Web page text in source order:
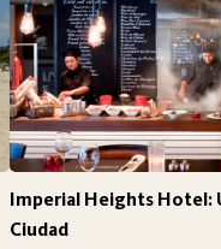
Imperial Heights Hotel:
Ciudad